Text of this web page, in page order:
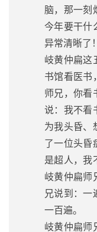
脑，那一刻
今年要干什
异常清晰了！
岐黄仲扁这
书馆看医书
师兄，你看
说：我不看
为我头昏、
了一位头昏
是超人，我
岐黄仲扁师
兄说到：一
一百遍。
岐黄仲扁师